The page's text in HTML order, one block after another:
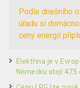
Podle dnešního
úřadu si
ceny energií
Elektřina je v
Německu stojí 475